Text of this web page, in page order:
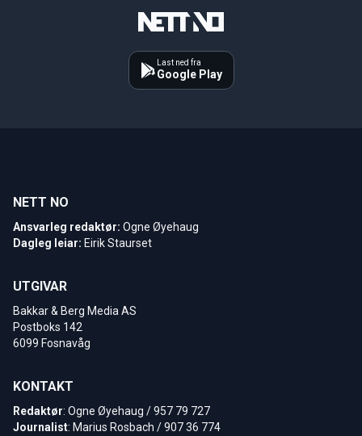
Last ned fra
Google Play
NETT NO
Ansvarleg redaktør: Ogne Øyehaug
Dagleg leiar: Eirik Staurset
UTGIVAR
Bakkar & Berg Media AS
Postboks 142
6099 Fosnavåg
KONTAKT
Redaktør: Ogne Øyehaug / 957 79 727
Journalist: Marius Rosbach / 907 36 774